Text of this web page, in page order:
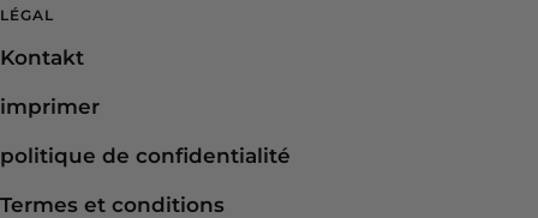
LÉGAL
Kontakt
imprimer
politique de confidentialité
Termes et conditions